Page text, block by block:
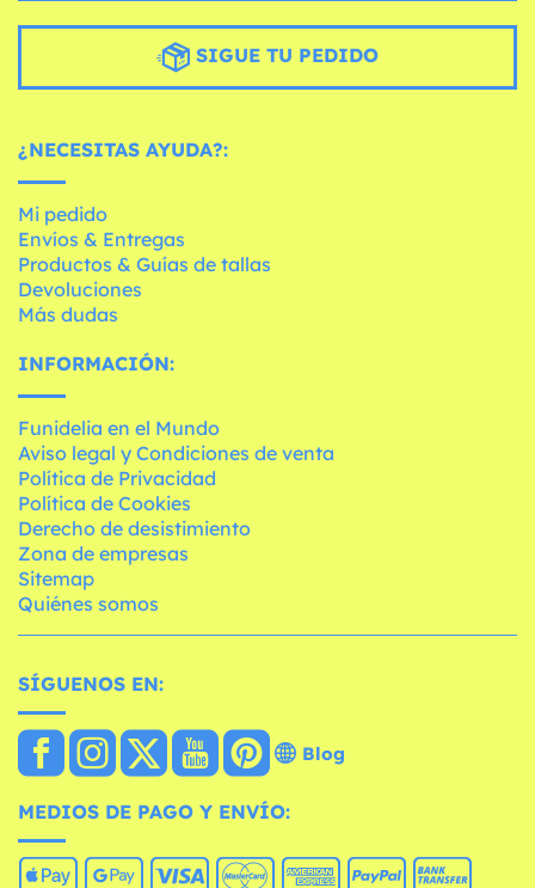
SIGUE TU PEDIDO
¿NECESITAS AYUDA?:
Mi pedido
Envíos & Entregas
Productos & Guías de tallas
Devoluciones
Más dudas
INFORMACIÓN:
Funidelia en el Mundo
Aviso legal y Condiciones de venta
Política de Privacidad
Política de Cookies
Derecho de desistimiento
Zona de empresas
Sitemap
Quiénes somos
SÍGUENOS EN:
Blog
MEDIOS DE PAGO Y ENVÍO: